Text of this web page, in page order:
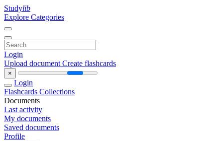
Studylib
Explore Categories
Login
Upload document Create flashcards
×
Login
Flashcards Collections
Documents
Last activity
My documents
Saved documents
Profile